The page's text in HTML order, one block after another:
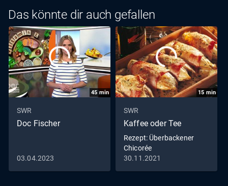
Das könnte dir auch gefallen
45 min
SWR
Doc Fischer
03.04.2023
15 min
SWR
Kaffee oder Tee
Rezept: Überbackener
Chicorée
30.11.2021